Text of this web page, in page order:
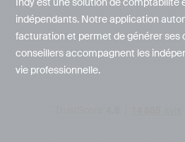
indépendants. Notre application
facturation et permet de générer ses
conseillers accompagnent les
vie professionnelle.